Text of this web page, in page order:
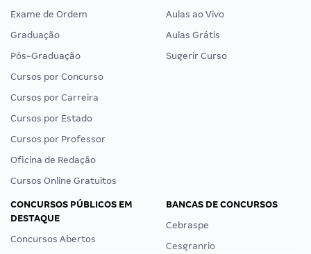
Exame de Ordem
Graduação
Pós-Graduação
Cursos por Concurso
Cursos por Carreira
Cursos por Estado
Cursos por Professor
Oficina de Redação
Cursos Online Gratuitos
Aulas ao Vivo
Aulas Grátis
Sugerir Curso
CONCURSOS PÚBLICOS EM
DESTAQUE
Concursos Abertos
BANCAS DE CONCURSOS
Cebraspe
Cesgranrio